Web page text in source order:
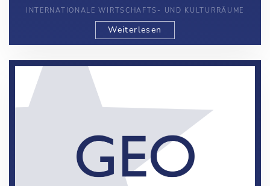
INTERNATIONALE WIRTSCHAFTS- UND KULTURRÄUME
Weiterlesen